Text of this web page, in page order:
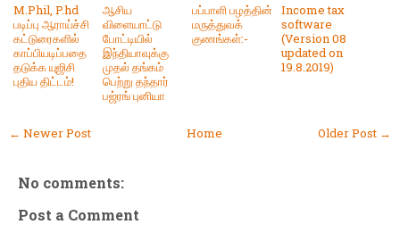
M.Phil, P.hd
படிப்பு ஆராய்ச்சி
கட்டுரைகளில்
காப்பியடிப்பதை
தடுக்க யுஜிசி
புதிய திட்டம்!
ஆசிய
விளையாட்டு
போட்டியில்
இந்தியாவுக்கு
முதல் தங்கம்
பெற்று தந்தார்
பஜ்ரங் புனியா
பப்பாளி பழத்தின்
மருத்துவக்
குணங்கள்:-
Income tax
software
(Version 08
updated on
19.8.2019)
← Newer Post Older Post →
Home
No comments:
Post a Comment